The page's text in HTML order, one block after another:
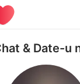
& Date-u